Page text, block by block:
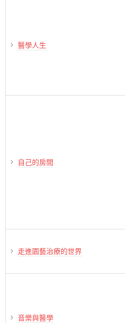
醫學人生
自己的房間
走進園藝治療的世界
音樂與醫學